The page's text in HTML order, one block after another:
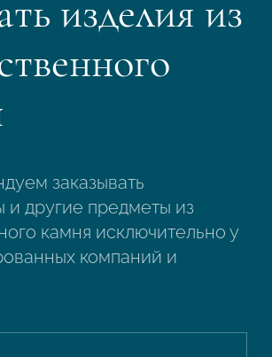
изделия из
заказывать
и другие предметы из
камня исключительно у
компаний и